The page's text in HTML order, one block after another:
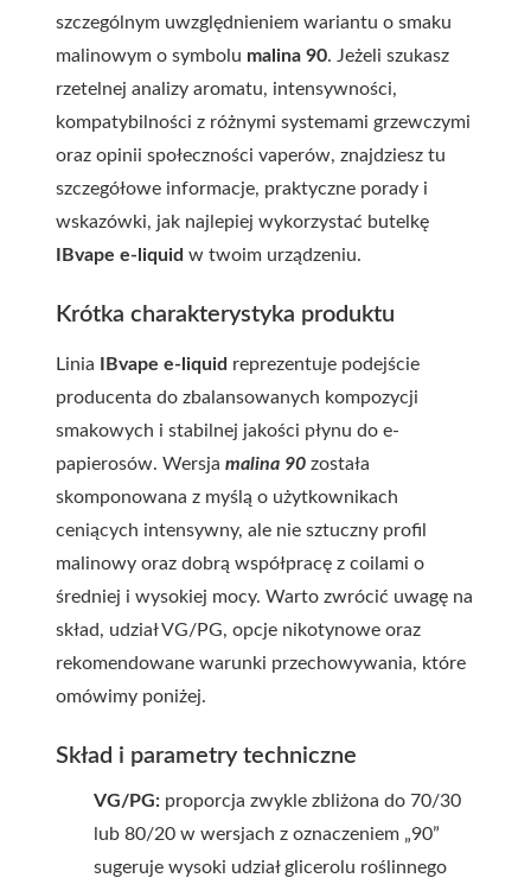
szczególnym uwzględnieniem wariantu o smaku
malinowym o symbolu malina 90. Jeżeli szukasz
rzetelnej analizy aromatu, intensywności,
kompatybilności z różnymi systemami grzewczymi
oraz opinii społeczności vaperów, znajdziesz tu
szczegółowe informacje, praktyczne porady i
wskazówki, jak najlepiej wykorzystać butelkę
IBvape e-liquid w twoim urządzeniu.
Krótka charakterystyka produktu
Linia IBvape e-liquid reprezentuje podejście
producenta do zbalansowanych kompozycji
smakowych i stabilnej jakości płynu do e-
papierosów. Wersja malina 90 została
skomponowana z myślą o użytkownikach
ceniących intensywny, ale nie sztuczny profil
malinowy oraz dobrą współpracę z coilami o
średniej i wysokiej mocy. Warto zwrócić uwagę na
skład, udział VG/PG, opcje nikotynowe oraz
rekomendowane warunki przechowywania, które
omówimy poniżej.
Skład i parametry techniczne
VG/PG: proporcja zwykle zbliżona do 70/30
lub 80/20 w wersjach z oznaczeniem „90”
sugeruje wysoki udział glicerolu roślinnego